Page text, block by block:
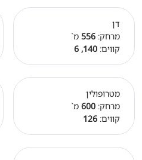
דן
מרחק: 556 מ`
קווים: 140, 6
מטרופולין
מרחק: 600 מ`
קווים: 126